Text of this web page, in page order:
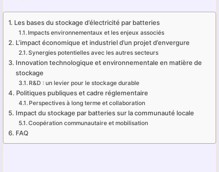
Les bases du stockage d’électricité par batteries
Impacts environnementaux et les enjeux associés
L’impact économique et industriel d’un projet d’envergure
Synergies potentielles avec les autres secteurs
Innovation technologique et environnementale en matière de
stockage
R&D : un levier pour le stockage durable
Politiques publiques et cadre réglementaire
Perspectives à long terme et collaboration
Impact du stockage par batteries sur la communauté locale
Coopération communautaire et mobilisation
FAQ